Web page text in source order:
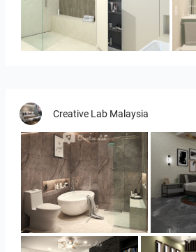
Bild_3
Creative Lab Malaysia
YUSMAN_BATHROOM